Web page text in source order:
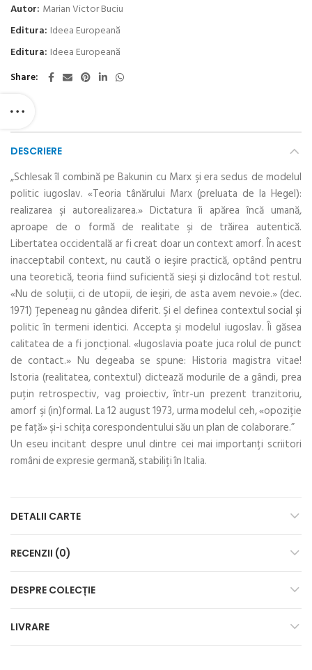
Autor: Marian Victor Buciu
Editura: Ideea Europeană
Editura: Ideea Europeană
Share
DESCRIERE
„Schlesak îl combină pe Bakunin cu Marx şi era sedus de modelul
politic iugoslav. «Teoria tânărului Marx (preluata de la Hegel):
realizarea şi autorealizarea.» Dictatura îi apărea încă umană,
aproape de o formă de realitate şi de trăirea autentică.
Libertatea occidentală ar fi creat doar un context amorf. În acest
inacceptabil context, nu caută o ieşire practică, optând pentru
una teoretică, teoria fiind suficientă sieşi şi dizlocând tot restul.
«Nu de soluţii, ci de utopii, de ieşiri, de asta avem nevoie.» (dec.
1971) Ţepeneag nu gândea diferit. Şi el definea contextul social şi
politic în termeni identici. Accepta şi modelul iugoslav. Îi găsea
calitatea de a fi joncţional. «Iugoslavia poate juca rolul de punct
de contact.» Nu degeaba se spune: Historia magistra vitae!
Istoria (realitatea, contextul) dictează modurile de a gândi, prea
puţin retrospectiv, vag proiectiv, într-un prezent tranzitoriu,
amorf şi (in)formal. La 12 august 1973, urma modelul ceh, «opoziţie
pe faţă» şi-i schiţa corespondentului său un plan de colaborare.”
Un eseu incitant despre unul dintre cei mai importanţi scriitori
români de expresie germană, stabiliţi în Italia.
DETALII CARTE
RECENZII (0)
DESPRE COLECȚIE
LIVRARE